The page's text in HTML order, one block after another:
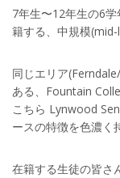
7年生〜12年生の6
籍する、中規模(mid-
同じエリア
ある、Fountain
こちら Lynwood
ースの特徴を色濃く
在籍する生徒の皆さ